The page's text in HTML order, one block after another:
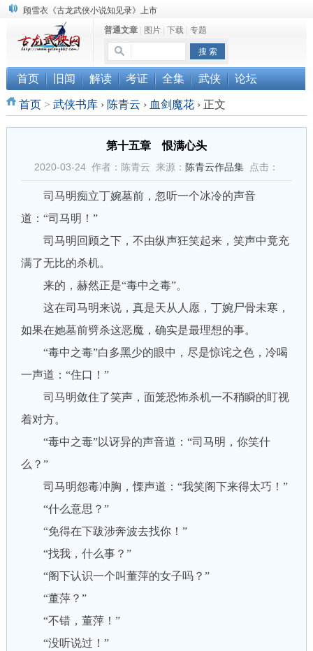
顾雪衣《古龙武侠小说知见录》上市
“武侠书库”查缺补漏活动圆满结束
《古龙小说原貌探究》修订版已上市
普通文章| 图片| 下载| 专题
首页 旧闻 解读 考证 全集 武侠 论坛
首页> 武侠书库 › 陈青云 › 血剑魔花 ›正文
第十五章 恨满心头
2020-03-24 作者：陈青云 来源： 陈青云作品集点击：
司马明痴立丁婉墓前，忽听一个冰冷的声音
道：“司马明！”
司马明回顾之下，不由纵声狂笑起来，笑声中竟充
满了无比的杀机。
来的，赫然正是“毒中之毒”。
这在司马明来说，真是天从人愿，丁婉尸骨未寒，
如果在她墓前劈杀这恶魔，确实是最理想的事。
“毒中之毒”白多黑少的眼中，尽是惊诧之色，冷喝
一声道：“住口！”
司马明敛住了笑声，面笼恐怖杀机一不稍瞬的盯视
着对方。
“毒中之毒”以讶异的声音道：“司马明，你笑什
么？”
司马明怨毒冲胸，慄声道：“我笑阁下来得太巧！”
“什么意思？”
“免得在下跋涉奔波去找你！”
“找我，什么事？”
“阁下认识一个叫董萍的女子吗？”
“董萍？”
“不错，董萍！”
“没听说过！”